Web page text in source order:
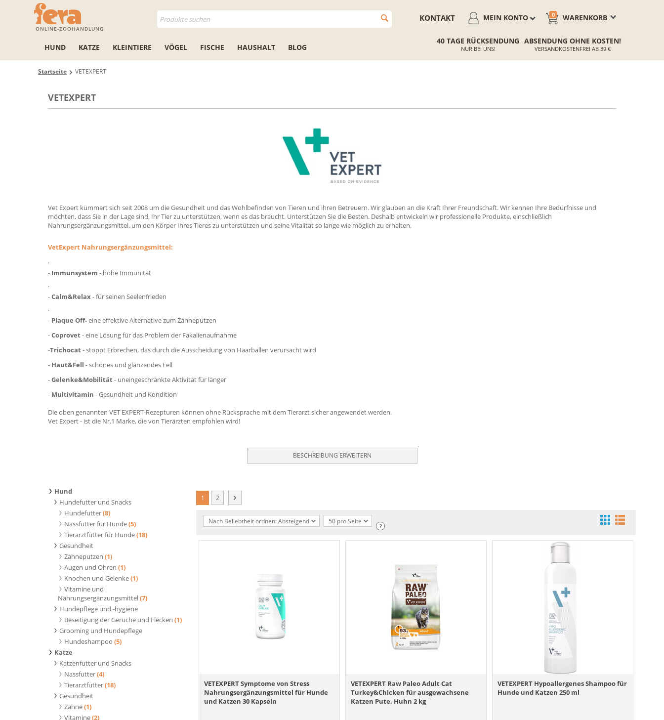
ONLINE-ZOOHANDLUNG
WARENKORB
0
MEIN KONTO
KONTAKT
HUND KATZE KLEINTIERE VÖGEL FISCHE HAUSHALT BLOG
40 TAGE RÜCKSENDUNG
NUR BEI UNS!
ABSENDUNG OHNE KOSTEN!
VERSANDKOSTENFREI AB 39 €
Startseite VETEXPERT
VETEXPERT
Vet Expert kümmert sich seit 2008 um die Gesundheit und das Wohlbefinden von Tieren und ihren Betreuern. Wir glauben an die Kraft Ihrer Freundschaft. Wir kennen Ihre Bedürfnisse und
möchten, dass Sie in der Lage sind, Ihr Tier zu unterstützen, wenn es das braucht. Unterstützen Sie die Besten. Deshalb entwickeln wir professionelle Produkte, einschließlich
Nahrungsergänzungsmittel, um den Körper Ihres Tieres zu unterstützen und seine Vitalität so lange wie möglich zu erhalten.
VetExpert Nahrungsergänzungsmittel:
.
- Immunsystem - hohe Immunität
.
-Calm&Relax - für seinen Seelenfrieden
.
- Plaque Off-eine effektive Alternative zum Zähneputzen
-Coprovet- eine Lösung für das Problem der Fäkalienaufnahme
-Trichocat- stoppt Erbrechen, das durch die Ausscheidung von Haarballen verursacht wird
- Haut&Fell - schönes und glänzendes Fell
-Gelenke&Mobilität- uneingeschränkte Aktivität für länger
- Multivitamin - Gesundheit und Kondition
Die oben genannten VET EXPERT-Rezepturen können ohne Rücksprache mit dem Tierarzt sicher angewendet werden.
Vet Expert - ist die Nr.1 Marke, die von Tierärzten empfohlen wird!
BESCHREIBUNG ERWEITERN
.
Hund
Hundefutter und Snacks
Hundefutter(8)
Nassfutter für Hunde(5)
Tierarztfutter für Hunde(18)
Gesundheit
Zähneputzen (1)
Augen und Ohren (1)
Knochen und Gelenke(1)
Vitamine und
Nährungsergänzungsmittel(7)
Hundepflege und -hygiene
Beseitigung der Gerüche und Flecken (1)
Grooming und Hundepflege
Hundeshampoo (5)
Katze
Katzenfutter und Snacks
Nassfutter(4)
Tierarztfutter(18)
Gesundheit
Zähne(1)
Vitamine(2)
1 2
Nach Beliebtheit ordnen: Absteigend 50 pro Seite
?
VETEXPERT Symptome von Stress
Nahrungsergänzungsmittel für Hunde
und Katzen 30 Kapseln
VETEXPERT Raw Paleo Adult Cat
Turkey&Chicken für ausgewachsene
Katzen Pute, Huhn 2 kg
VETEXPERT Hypoallergenes Shampoo für
Hunde und Katzen 250 ml